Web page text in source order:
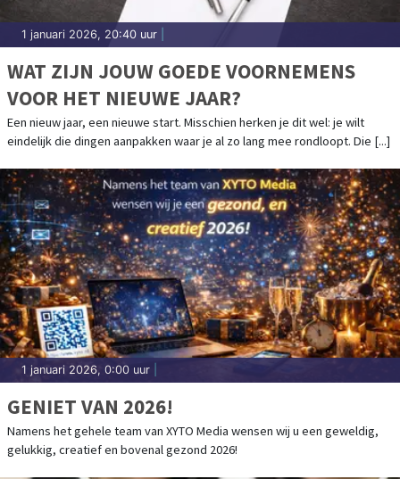
1 januari 2026, 20:40 uur
WAT ZIJN JOUW GOEDE VOORNEMENS
VOOR HET NIEUWE JAAR?
Een nieuw jaar, een nieuwe start. Misschien herken je dit wel: je wilt
eindelijk die dingen aanpakken waar je al zo lang mee rondloopt. Die [...]
1 januari 2026, 0:00 uur
GENIET VAN 2026!
Namens het gehele team van XYTO Media wensen wij u een geweldig,
gelukkig, creatief en bovenal gezond 2026!